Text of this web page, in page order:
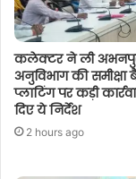
कलेक्टर ने ली
अनुविभाग की
प्लाटिंग पर कड़ी
दिए ये निर्देश
2 hours ago